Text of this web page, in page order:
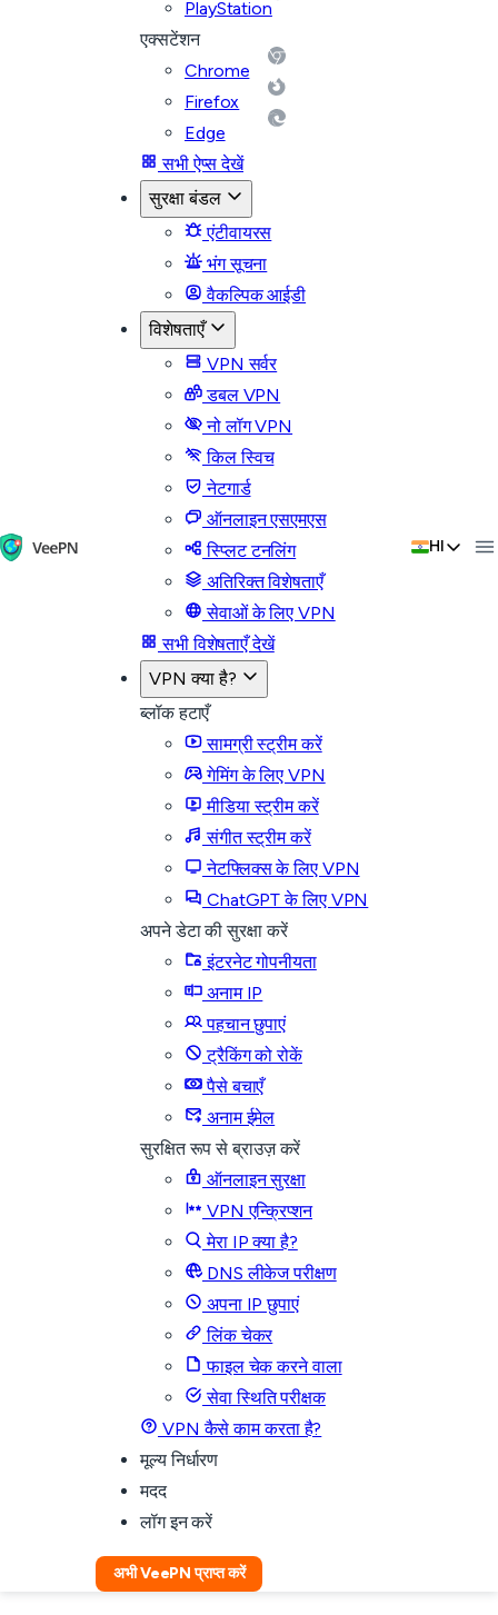
PlayStation
एक्सटेंशन
Chrome
Firefox
Edge
सभी ऐप्स देखें
सुरक्षा बंडल
एंटीवायरस
भंग सूचना
वैकल्पिक आईडी
विशेषताएँ
VPN सर्वर
डबल VPN
नो लॉग VPN
किल स्विच
नेटगार्ड
ऑनलाइन एसएमएस
स्प्लिट टनलिंग
अतिरिक्त विशेषताएँ
सेवाओं के लिए VPN
सभी विशेषताएँ देखें
VPN क्या है?
ब्लॉक हटाएँ
सामग्री स्ट्रीम करें
गेमिंग के लिए VPN
मीडिया स्ट्रीम करें
संगीत स्ट्रीम करें
नेटफ्लिक्स के लिए VPN
ChatGPT के लिए VPN
अपने डेटा की सुरक्षा करें
इंटरनेट गोपनीयता
अनाम IP
पहचान छुपाएं
ट्रैकिंग को रोकें
पैसे बचाएँ
अनाम ईमेल
सुरक्षित रूप से ब्राउज़ करें
ऑनलाइन सुरक्षा
VPN एन्क्रिप्शन
मेरा IP क्या है?
DNS लीकेज परीक्षण
अपना IP छुपाएं
लिंक चेकर
फाइल चेक करने वाला
सेवा स्थिति परीक्षक
VPN कैसे काम करता है?
मूल्य निर्धारण
मदद
लॉग इन करें
अभी VeePN प्राप्त करें
HI